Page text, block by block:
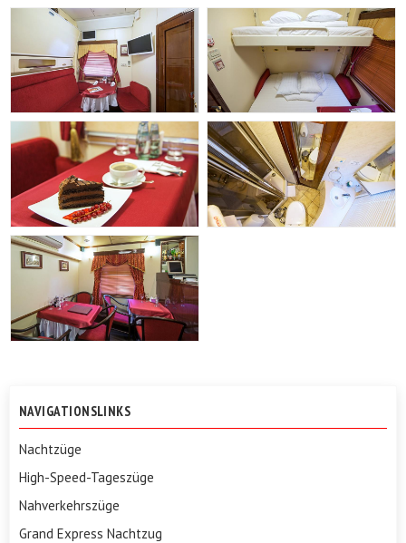
NAVIGATIONSLINKS
Nachtzüge
High-Speed-Tageszüge
Nahverkehrszüge
Grand Express Nachtzug